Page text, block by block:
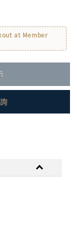
at Member